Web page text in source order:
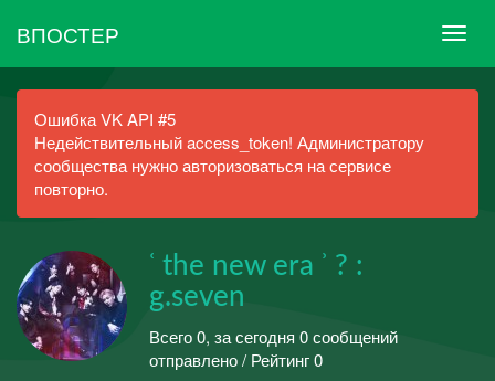
ВПОСТЕР
Ошибка VK API #5
Недействительный access_token! Администратору
сообщества нужно авторизоваться на сервисе
повторно.
ʿ the new era ʾ ? :
g.seven
Всего 0, за сегодня 0 сообщений
отправлено / Рейтинг 0